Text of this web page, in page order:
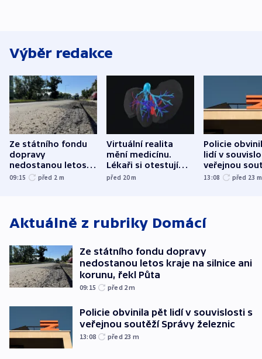
Výběr redakce
Ze státního fondu
dopravy
nedostanou letos
kraje na silnice ani
09:15 před 2 m
Virtuální realita
mění medicínu.
Lékaři si otestují
každý řez, říká
před 20m
Policie
lidí v
veřejnou
Správy
13:08 před 23 m
Aktuálně z rubriky Domácí
Ze státního fondu dopravy
nedostanou letos kraje na silnice ani
korunu, řekl Půta
09:15 před 2m
Policie obvinila pět lidí v souvislosti s
veřejnou soutěží Správy železnic
13:08 před 23 m